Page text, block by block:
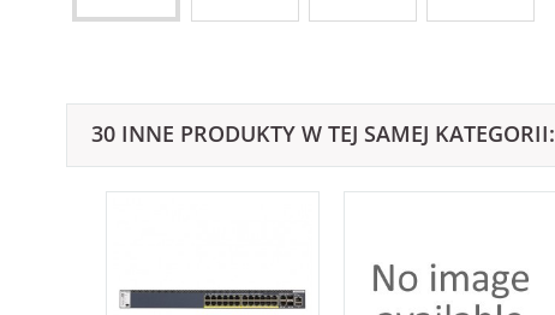
30 INNE PRODUKTY W TEJ SAMEJ KATEGORII: